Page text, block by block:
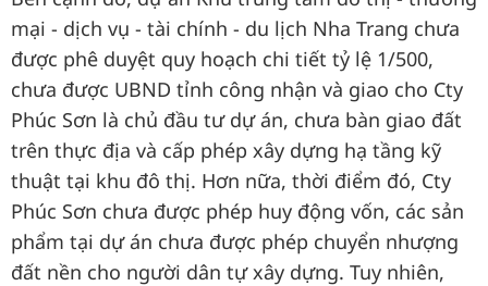
mại - dịch vụ - tài chính - du lịch Nha Trang chưa
được phê duyệt quy hoạch chi tiết tỷ lệ 1/500,
chưa được UBND tỉnh công nhận và giao cho Cty
Phúc Sơn là chủ đầu tư dự án, chưa bàn giao đất
trên thực địa và cấp phép xây dựng hạ tầng kỹ
thuật tại khu đô thị. Hơn nữa, thời điểm đó, Cty
Phúc Sơn chưa được phép huy động vốn, các sản
phẩm tại dự án chưa được phép chuyển nhượng
đất nền cho người dân tự xây dựng. Tuy nhiên,